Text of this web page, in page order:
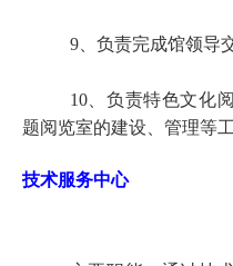
9、负责完成馆领导
10、负责特色文化
题阅览室的建设、管理等工
技术服务中心